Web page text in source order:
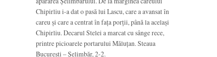
Chipirliu i-a dat o pasă lui Lascu, care a avansat în
careu și care a centrat în fața porții, până la același
Chipirliu. Decarul Stelei a marcat cu sânge rece,
printre picioarele portarului Măluțan. Steaua
București – Șelimbăr, 2-2.